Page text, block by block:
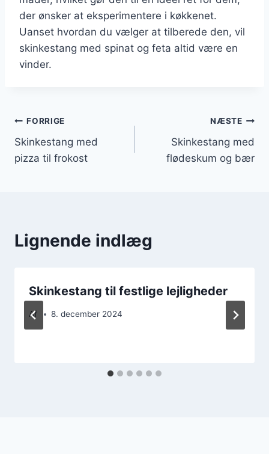
der ønsker at eksperimentere i køkkenet.
Uanset hvordan du vælger at tilberede den, vil
skinkestang med spinat og feta altid være en
vinder.
Indlægsnavigation
FORRIGE
Skinkestang med
pizza til frokost
NÆSTE
Skinkestang med
flødeskum og bær
Lignende indlæg
Skinkestang til festlige lejligheder
Af 8. december 2024